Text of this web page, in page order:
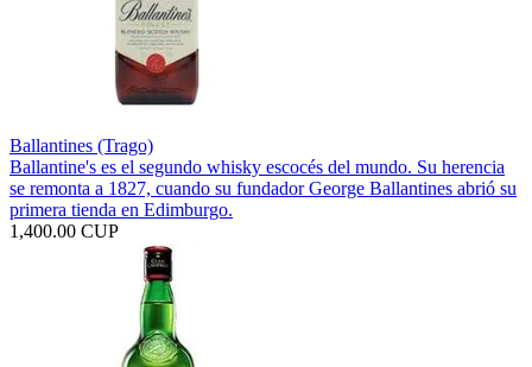
Ballantines (Trago)
Ballantine's es el segundo whisky escocés del mundo. Su herencia
se remonta a 1827, cuando su fundador George Ballantines abrió su
primera tienda en Edimburgo.
1,400.00 CUP